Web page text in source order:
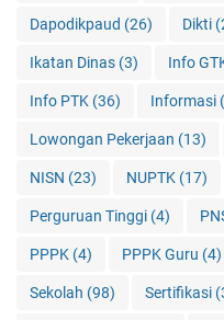
Dapodikpaud (26) Dikti
Ikatan Dinas (3) Info
Info PTK (36) Informasi
Lowongan Pekerjaan (13)
NISN (23) NUPTK (17)
Perguruan Tinggi (4)
PPPK (4) PPPK Guru (4)
Sekolah (98) Sertifikasi